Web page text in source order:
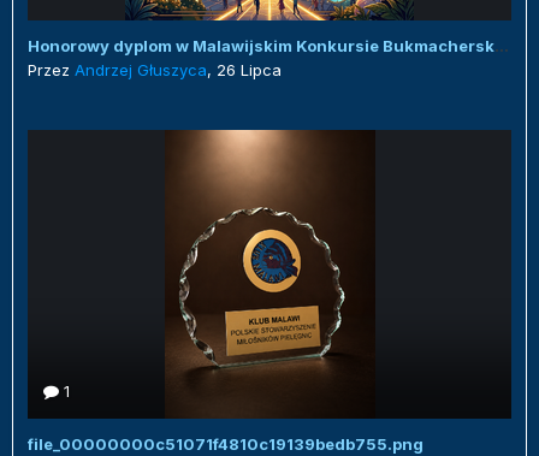
Honorowy dyplom w Malawijskim Konkursie Bukmacherskim :)
Przez Andrzej Głuszyca, 26 Lipca
1
file_00000000c51071f4810c19139bedb755.png